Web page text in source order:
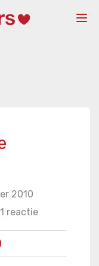
2010
1 reactie